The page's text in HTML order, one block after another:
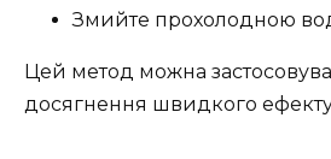
Змийте прохолодною
Цей метод можна
досягнення швидкого